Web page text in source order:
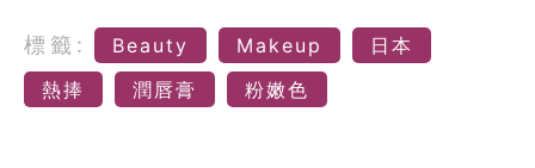
標籤: Beauty Makeup
日本
熱捧
潤唇膏 粉嫩色